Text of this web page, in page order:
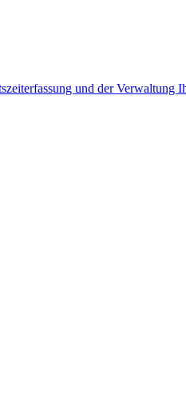
und der Verwaltung